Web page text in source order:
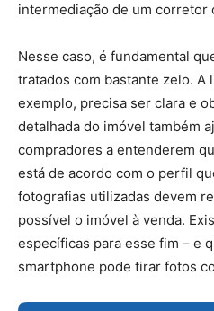
intermediação de um corretor
Nesse caso, é fundamental
tratados com bastante zelo. A
exemplo, precisa ser clara e
detalhada do imóvel também
compradores a entenderem
está de acordo com o perfil
fotografias utilizadas devem
possível o imóvel à venda.
específicas para esse fim – e
smartphone pode tirar fotos